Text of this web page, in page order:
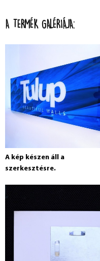
A TERMÉK GALÉRIÁJA:
A kép készen áll a
szerkesztésre.